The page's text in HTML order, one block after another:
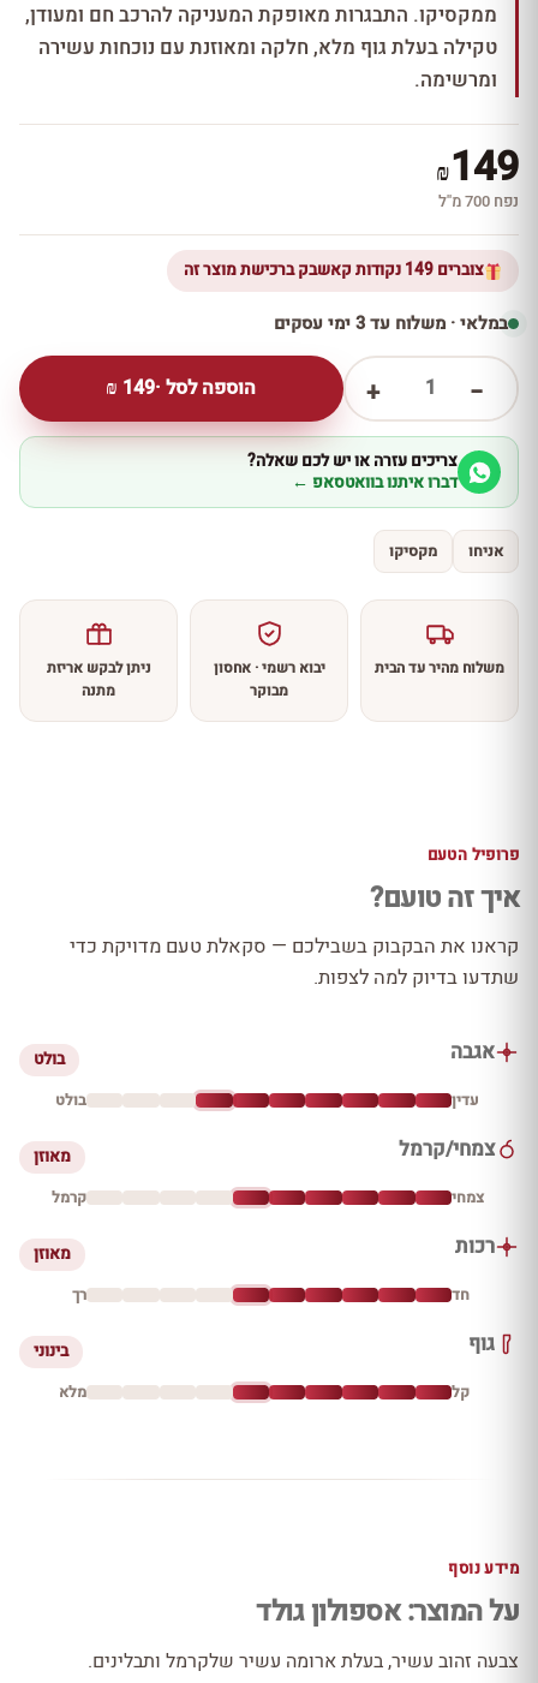
ממקסיקו. התבגרות מאופקת המעניקה להרכב חם ומעודן,
טקילה בעלת גוף מלא, חלקה ומאוזנת עם נוכחות עשירה
ומרשימה.
₪149
נפח 700 מ''ל
צוברים 149 נקודות קאשבק ברכישת מוצר זה
במלאי · משלוח עד 3 ימי עסקים
−
1
+ הוספה לסל ·149
₪
צריכים עזרה או יש לכם שאלה?
דברו איתנו בוואטסאפ ←
אניחו מקסיקו
משלוח מהיר עד הבית
יבוא רשמי · אחסון
מבוקר
ניתן לבקש אריזת
מתנה
פרופיל הטעם
איך זה טועם?
קראנו את הבקבוק בשבילכם — סקאלת טעם מדויקת כדי
שתדעו בדיוק למה לצפות.
אגבה בולט
עדין בולט
צמחי/קרמל מאוזן
צמחי קרמל
רכות מאוזן
חד רך
גוף בינוני
קל מלא
מידע נוסף
על המוצר: אספולון גולד
צבעה זהוב עשיר, בעלת ארומה עשיר שלקרמל ותבלינים.